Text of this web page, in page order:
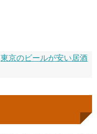
東京のビールが安い居酒